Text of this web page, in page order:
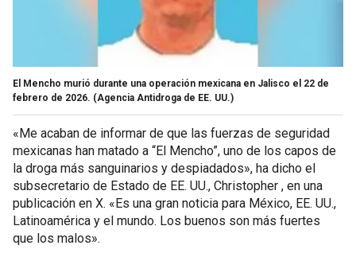
El Mencho murió durante una operación mexicana en Jalisco el 22 de
febrero de 2026. (Agencia Antidroga de EE. UU.)
«Me acaban de informar de que las fuerzas de seguridad
mexicanas han matado a “El Mencho”, uno de los capos de
la droga más sanguinarios y despiadados», ha dicho el
subsecretario de Estado de EE. UU., Christopher , en una
publicación en X. «Es una gran noticia para México, EE. UU.,
Latinoamérica y el mundo. Los buenos son más fuertes
que los malos».